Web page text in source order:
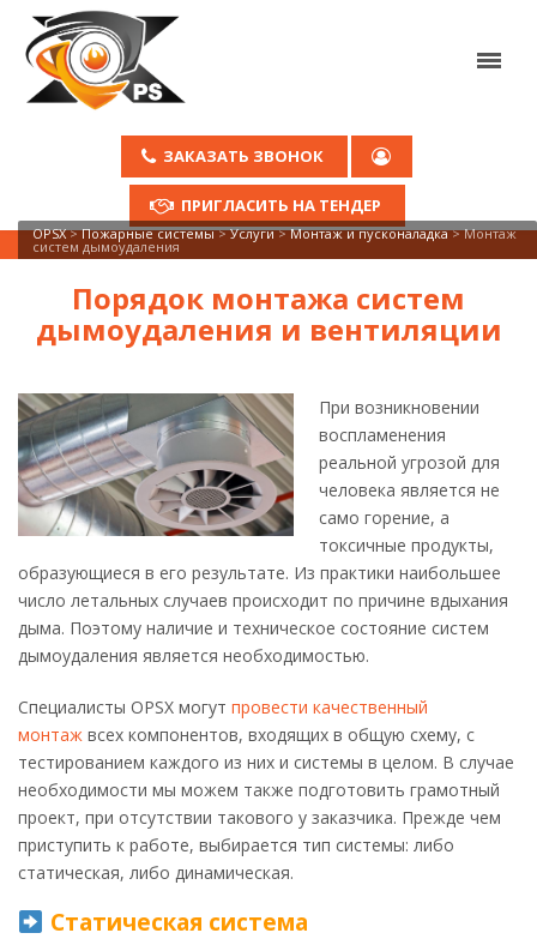
ЗАКАЗАТЬ ЗВОНОК
ПРИГЛАСИТЬ НА ТЕНДЕР
OPSX>Пожарные системы>Услуги>Монтаж и пусконаладка>Монтаж
систем дымоудаления
Порядок монтажа систем
дымоудаления и вентиляции
При возникновении
воспламенения
реальной угрозой для
человека является не
само горение, а
токсичные продукты,
образующиеся в его результате. Из практики наибольшее
число летальных случаев происходит по причине вдыхания
дыма. Поэтому наличие и техническое состояние систем
дымоудаления является необходимостью.
Специалисты OPSX могут провести качественный
монтаж всех компонентов, входящих в общую схему, с
тестированием каждого из них и системы в целом. В случае
необходимости мы можем также подготовить грамотный
проект, при отсутствии такового у заказчика. Прежде чем
приступить к работе, выбирается тип системы: либо
статическая, либо динамическая.
Статическая система